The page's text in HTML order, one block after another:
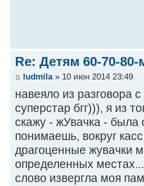
Re: Детям 60-70-
ludmila» 10 июн 2014 23:49
навеяло из разговора
суперстар бгг))), я из
скажу - жУвачка - была
понимаешь, вокруг
драгоценные жувачки
определенных
слово извергла моя